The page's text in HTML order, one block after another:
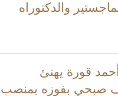
والدكتوراه
أحمد قورة يهنئ
صبحي بفوزه بمنصب